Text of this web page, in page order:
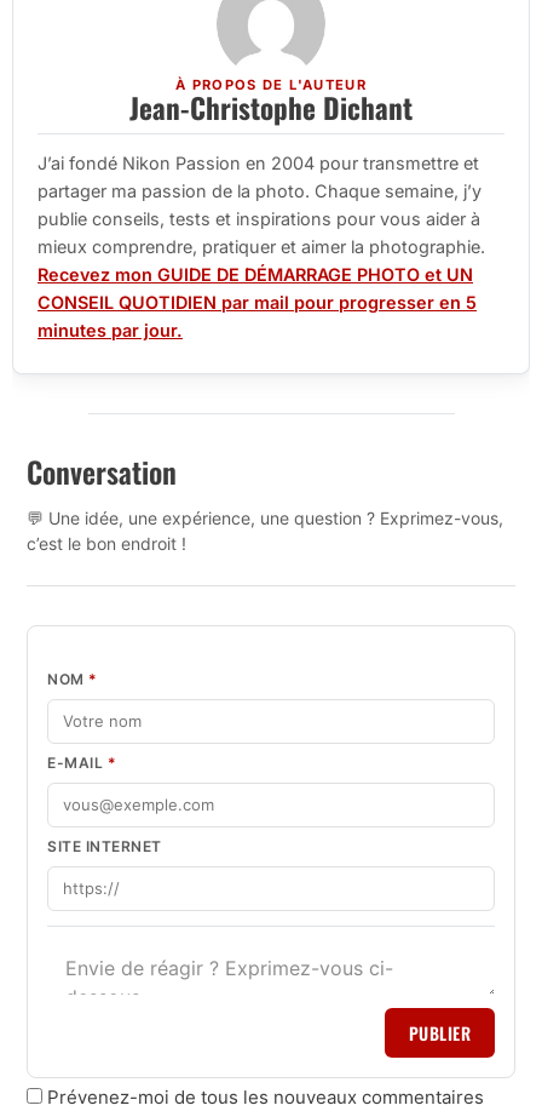
À PROPOS DE L'AUTEUR
Jean-Christophe Dichant
J’ai fondé Nikon Passion en 2004 pour transmettre et
partager ma passion de la photo. Chaque semaine, j’y
publie conseils, tests et inspirations pour vous aider à
mieux comprendre, pratiquer et aimer la photographie.
Recevez mon GUIDE DE DÉMARRAGE PHOTO et UN
CONSEIL QUOTIDIEN par mail pour progresser en 5
minutes par jour.
Conversation
💬 Une idée, une expérience, une question ? Exprimez-vous,
c’est le bon endroit !
NOM *
E-MAIL *
SITE INTERNET
PUBLIER
Prévenez-moi de tous les nouveaux commentaires